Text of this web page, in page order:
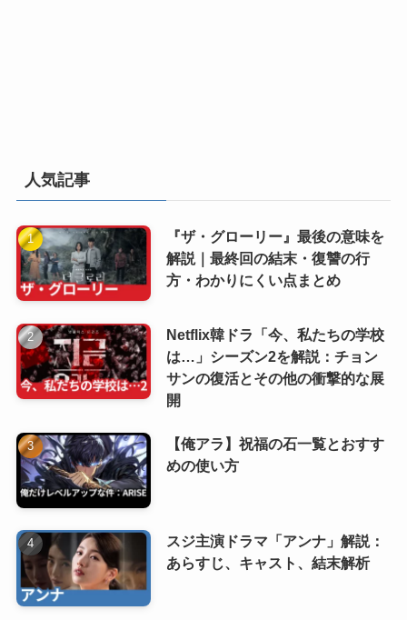
人気記事
『ザ・グローリー』最後の意味を
解説｜最終回の結末・復讐の行
方・わかりにくい点まとめ
Netflix韓ドラ「今、私たちの学校
は…」シーズン2を解説：チョン
サンの復活とその他の衝撃的な展
開
【俺アラ】祝福の石一覧とおすす
めの使い方
スジ主演ドラマ「アンナ」解説：
あらすじ、キャスト、結末解析